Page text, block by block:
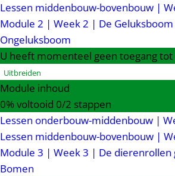
Lessen middenbouw-bovenbouw |
Module 2 | Week 2 | De Geluksboom
Ongeluksboom
U heeft momenteel geen toegang tot
Uitbreiden
Module inhoud
0% voltooid 0/2 stappen
Lessen onderbouw-middenbouw |
Lessen middenbouw-bovenbouw |
Module 3 | Week 3 | De dierenrollen
Bomen